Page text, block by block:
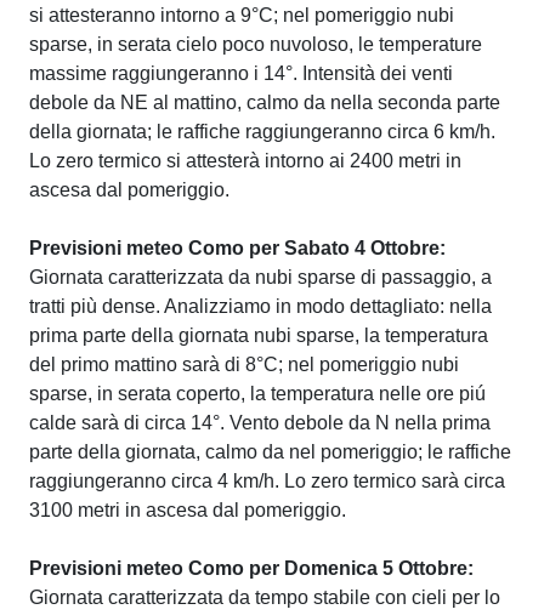
si attesteranno intorno a 9°C; nel pomeriggio nubi
sparse, in serata cielo poco nuvoloso, le temperature
massime raggiungeranno i 14°. Intensità dei venti
debole da NE al mattino, calmo da nella seconda parte
della giornata; le raffiche raggiungeranno circa 6 km/h.
Lo zero termico si attesterà intorno ai 2400 metri in
ascesa dal pomeriggio.
Previsioni meteo Como per Sabato 4 Ottobre:
Giornata caratterizzata da nubi sparse di passaggio, a
tratti più dense. Analizziamo in modo dettagliato: nella
prima parte della giornata nubi sparse, la temperatura
del primo mattino sarà di 8°C; nel pomeriggio nubi
sparse, in serata coperto, la temperatura nelle ore piú
calde sarà di circa 14°. Vento debole da N nella prima
parte della giornata, calmo da nel pomeriggio; le raffiche
raggiungeranno circa 4 km/h. Lo zero termico sarà circa
3100 metri in ascesa dal pomeriggio.
Previsioni meteo Como per Domenica 5 Ottobre:
Giornata caratterizzata da tempo stabile con cieli per lo